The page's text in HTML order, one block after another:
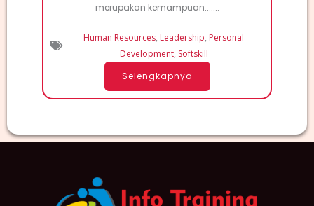
merupakan kemampuan.......
Human Resources, Leadership, Personal
Development, Softskill
Selengkapnya